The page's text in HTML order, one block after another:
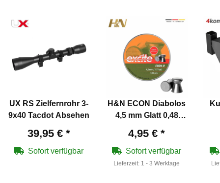
UX RS Zielfernrohr 3-
9x40 Tacdot Absehen
39,95 € *
Sofort verfügbar
H&N ECON Diabolos
4,5 mm Glatt 0,48
4,95 € *
Sofort verfügbar
Lieferzeit: 1 - 3 Werktage